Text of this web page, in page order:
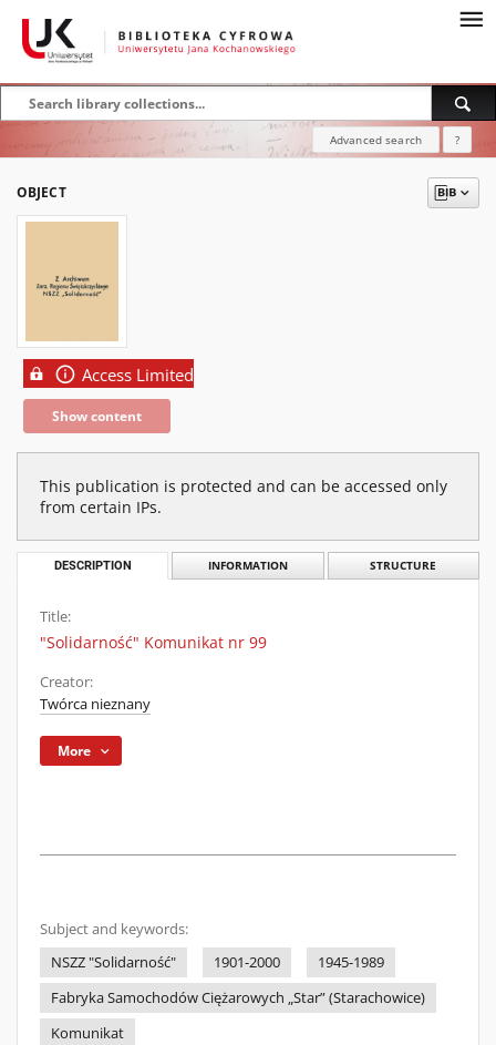
Advanced search ?
OBJECT
Access Limited
Show content
This publication is protected and can be accessed only
from certain IPs.
DESCRIPTION INFORMATION STRUCTURE
Title:
"Solidarność" Komunikat nr 99
Creator:
Twórca nieznany
More
Subject and keywords:
NSZZ "Solidarność"
1901-2000
1945-1989
Fabryka Samochodów Ciężarowych „Star” (Starachowice)
Komunikat